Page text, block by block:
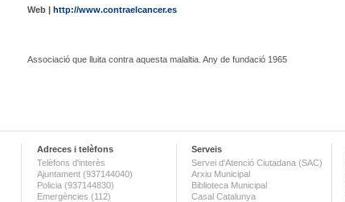
Web | http://www.contraelcancer.es
Associació que lluita contra aquesta malaltia. Any de fundació 1965
Adreces i telèfons
Telèfons d'interès
Ajuntament (937144040)
Policia (937144830)
Emergències (112)
Serveis
Servei d'Atenció Ciutadana (SAC)
Arxiu Municipal
Biblioteca Municipal
Casal Catalunya